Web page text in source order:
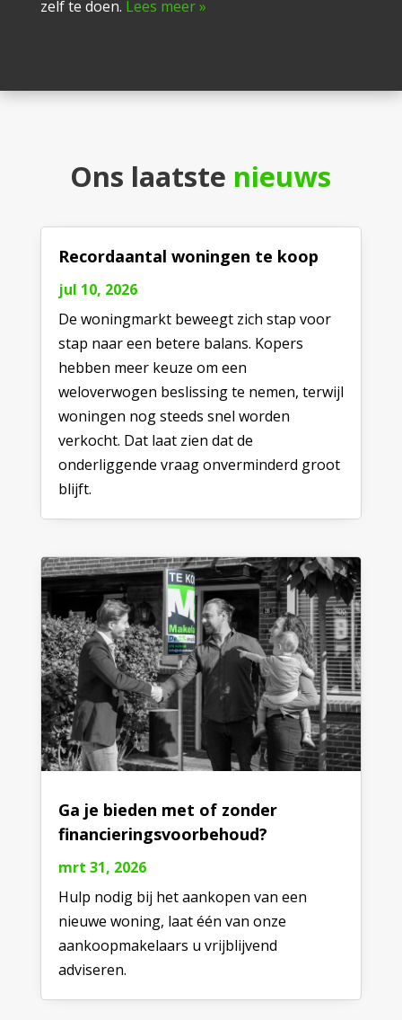
zelf te doen. Lees meer »
Ons laatste nieuws
Recordaantal woningen te koop
jul 10, 2026
De woningmarkt beweegt zich stap voor
stap naar een betere balans. Kopers
hebben meer keuze om een
weloverwogen beslissing te nemen, terwijl
woningen nog steeds snel worden
verkocht. Dat laat zien dat de
onderliggende vraag onverminderd groot
blijft.
Ga je bieden met of zonder
financieringsvoorbehoud?
mrt 31, 2026
Hulp nodig bij het aankopen van een
nieuwe woning, laat één van onze
aankoopmakelaars u vrijblijvend
adviseren.